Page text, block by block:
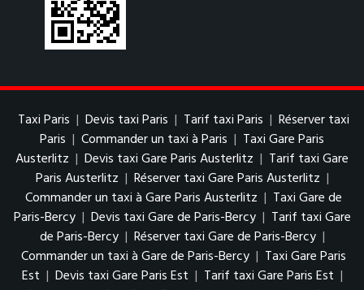
Taxi Paris | Devis taxi Paris | Tarif taxi Paris | Réserver taxi
Paris | Commander un taxi à Paris | Taxi Gare Paris
Austerlitz | Devis taxi Gare Paris Austerlitz | Tarif taxi Gare
Paris Austerlitz | Réserver taxi Gare Paris Austerlitz |
Commander un taxi à Gare Paris Austerlitz | Taxi Gare de
Paris-Bercy | Devis taxi Gare de Paris-Bercy | Tarif taxi Gare
de Paris-Bercy | Réserver taxi Gare de Paris-Bercy |
Commander un taxi à Gare de Paris-Bercy | Taxi Gare Paris
Est | Devis taxi Gare Paris Est | Tarif taxi Gare Paris Est |